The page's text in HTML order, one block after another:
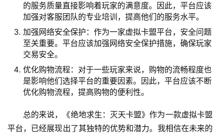
的服务质量直接影响着玩家的满意度。因此，平台应该
加强对客服团队的专业培训，提高他们的服务水平。
加强网络安全保护：作为一家虚拟卡盟平台，安全问题
至关重要。平台应该加强网络安全保护措施，确保玩家
交易安全。
优化购物流程：对于一些玩家来说，购物的流畅程度也
是影响他们选择平台的重要因素。因此，平台应该不断
优化购物流程，提高购物的便利性。
总的来说，《绝地求生：灭天卡盟》作为一款虚拟卡盟
平台，已经展现出了其独特的优势和潜力。我相信在未来的